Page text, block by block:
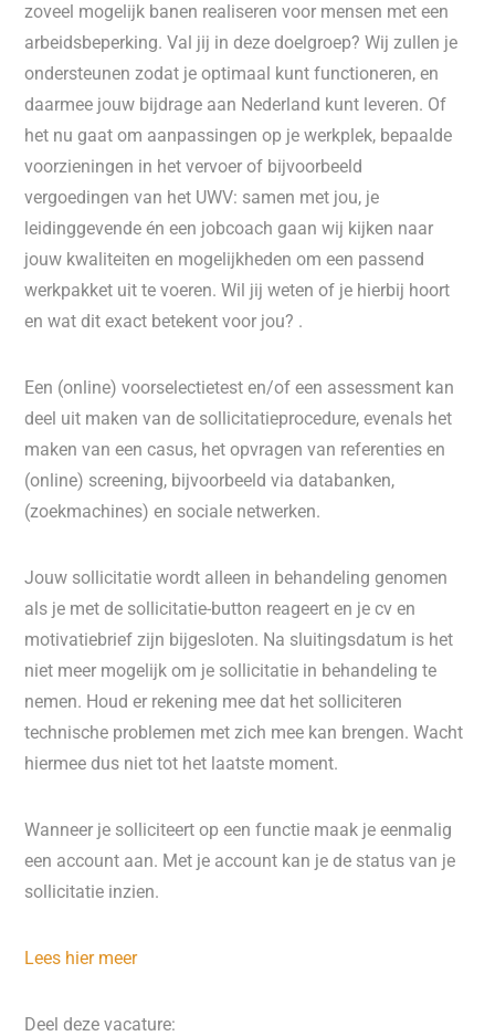
zoveel mogelijk banen realiseren voor mensen met een
arbeidsbeperking. Val jij in deze doelgroep? Wij zullen je
ondersteunen zodat je optimaal kunt functioneren, en
daarmee jouw bijdrage aan Nederland kunt leveren. Of
het nu gaat om aanpassingen op je werkplek, bepaalde
voorzieningen in het vervoer of bijvoorbeeld
vergoedingen van het UWV: samen met jou, je
leidinggevende én een jobcoach gaan wij kijken naar
jouw kwaliteiten en mogelijkheden om een passend
werkpakket uit te voeren. Wil jij weten of je hierbij hoort
en wat dit exact betekent voor jou? .
Een (online) voorselectietest en/of een assessment kan
deel uit maken van de sollicitatieprocedure, evenals het
maken van een casus, het opvragen van referenties en
(online) screening, bijvoorbeeld via databanken,
(zoekmachines) en sociale netwerken.
Jouw sollicitatie wordt alleen in behandeling genomen
als je met de sollicitatie-button reageert en je cv en
motivatiebrief zijn bijgesloten. Na sluitingsdatum is het
niet meer mogelijk om je sollicitatie in behandeling te
nemen. Houd er rekening mee dat het solliciteren
technische problemen met zich mee kan brengen. Wacht
hiermee dus niet tot het laatste moment.
Wanneer je solliciteert op een functie maak je eenmalig
een account aan. Met je account kan je de status van je
sollicitatie inzien.
Lees hier meer
Deel deze vacature: